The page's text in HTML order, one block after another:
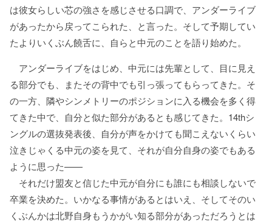
は彼女らしい芯の強さを感じさせる口調で、アンダーライブ
があったから戻ってこられた、と言った。そして予期してい
たよりいくぶん饒舌に、自らと中元のことを語り始めた。
アンダーライブをはじめ、中元には先輩として、目に見え
る部分でも、またその背中でも引っ張ってもらってきた。そ
の一方、隣やシンメトリーのポジションに入る機会を多く得
てきた中で、自分と似た部分があるとも感じてきた。14thシ
ングルの選抜発表後、自分が声をかけても聞こえないくらい
泣きじゃくる中元の姿を見て、それが自分自身の姿でもある
ように思った——
それだけ盟友と信じた中元が自分にも誰にも相談しないで
卒業を決めた。いかなる事情があるとはいえ、そしてそのい
くぶんかは北野自身もうかがい知る部分があっただろうとは